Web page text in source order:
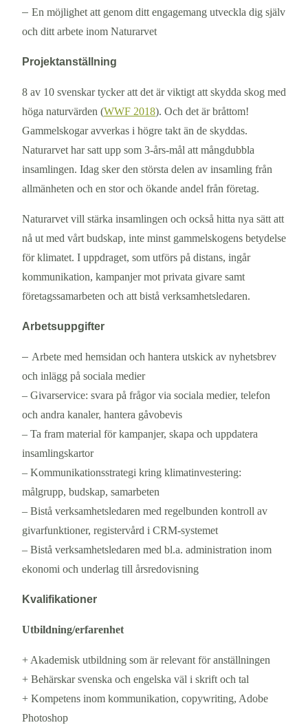
– En möjlighet att genom ditt engagemang utveckla dig själv
och ditt arbete inom Naturarvet
Projektanställning
8 av 10 svenskar tycker att det är viktigt att skydda skog med
höga naturvärden (WWF 2018). Och det är bråttom!
Gammelskogar avverkas i högre takt än de skyddas.
Naturarvet har satt upp som 3-års-mål att mångdubbla
insamlingen. Idag sker den största delen av insamling från
allmänheten och en stor och ökande andel från företag.
Naturarvet vill stärka insamlingen och också hitta nya sätt att
nå ut med vårt budskap, inte minst gammelskogens betydelse
för klimatet. I uppdraget, som utförs på distans, ingår
kommunikation, kampanjer mot privata givare samt
företagssamarbeten och att bistå verksam­hetsledaren.
Arbetsuppgifter
– Arbete med hemsidan och hantera utskick av nyhetsbrev
och inlägg på sociala medier
– Givarservice: svara på frågor via sociala medier, telefon
och andra kanaler, hantera gåvobevis
– Ta fram material för kampanjer, skapa och uppdatera
insamlingskartor
– Kommunikationsstrategi kring klimatinvestering:
målgrupp, budskap, samarbeten
– Bistå verksamhetsledaren med regelbunden kontroll av
givarfunktioner, registervård i CRM-systemet
– Bistå verksamhetsledaren med bl.a. administration inom
ekonomi och underlag till årsredovisning
Kvalifikationer
Utbildning/erfarenhet
+ Akademisk utbildning som är relevant för anställningen
+ Behärskar svenska och engelska väl i skrift och tal
+ Kompetens inom kommunikation, copywriting, Adobe
Photoshop